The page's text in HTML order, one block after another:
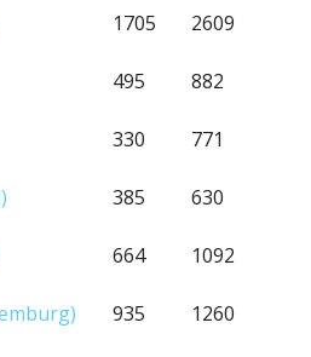
1705 2609
495 882
330 771
385 630
664 1092
935 1260